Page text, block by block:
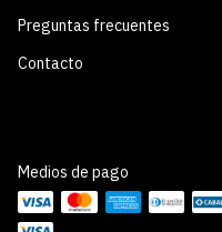
Preguntas frecuentes
Contacto
Medios de pago